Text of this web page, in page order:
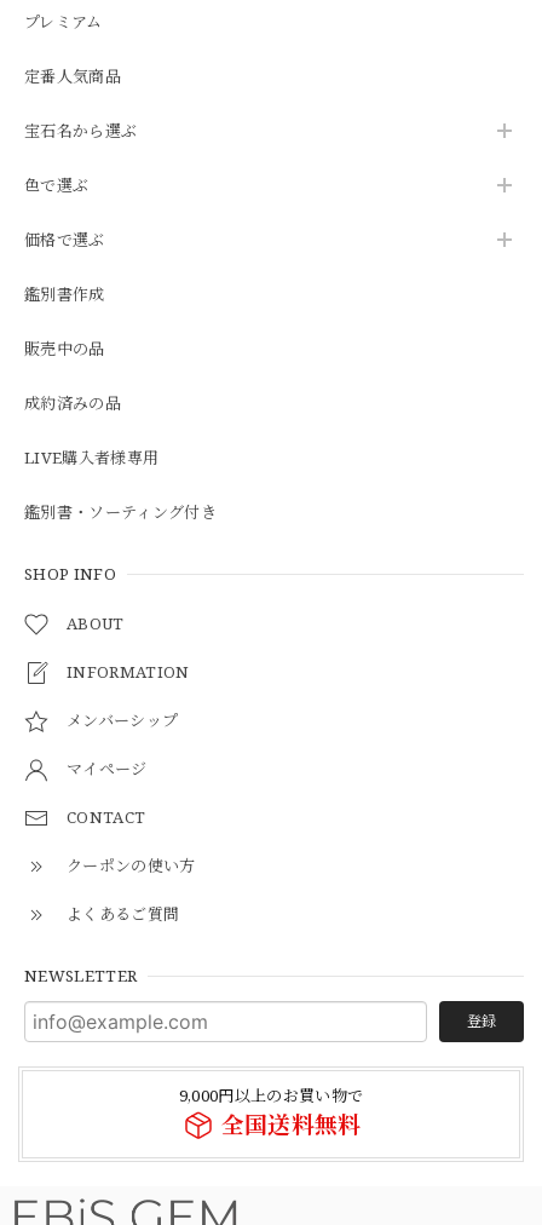
プレミアム
定番人気商品
宝石名から選ぶ
色で選ぶ
価格で選ぶ
鑑別書作成
販売中の品
成約済みの品
LIVE購入者様専用
鑑別書・ソーティング付き
SHOP INFO
ABOUT
INFORMATION
メンバーシップ
マイページ
CONTACT
クーポンの使い方
よくあるご質問
NEWSLETTER
登録
9,000円以上のお買い物で
全国送料無料